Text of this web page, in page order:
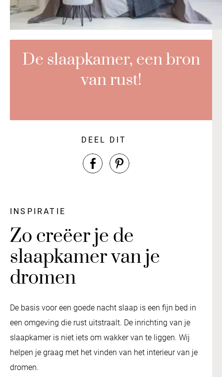
De slaapkamer, een bron
van rust!
DEEL DIT
INSPIRATIE
Zo creëer je de
slaapkamer van je
dromen
De basis voor een goede nacht slaap is een fijn bed in
een omgeving die rust uitstraalt. De inrichting van je
slaapkamer is niet iets om wakker van te liggen. Wij
helpen je graag met het vinden van het interieur van je
dromen.